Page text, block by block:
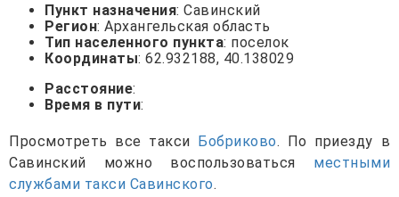
Пункт назначения: Савинский
Регион: Архангельская область
Тип населенного пункта: поселок
Координаты: 62.932188, 40.138029
Расстояние:
Время в пути:
Просмотреть все такси Бобриково. По приезду в
Савинский можно воспользоваться местными
службами такси Савинского.